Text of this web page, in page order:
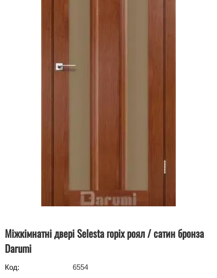
Міжкімнатні двері Selesta горіх роял / сатин бронза
Darumi
Код:
6554